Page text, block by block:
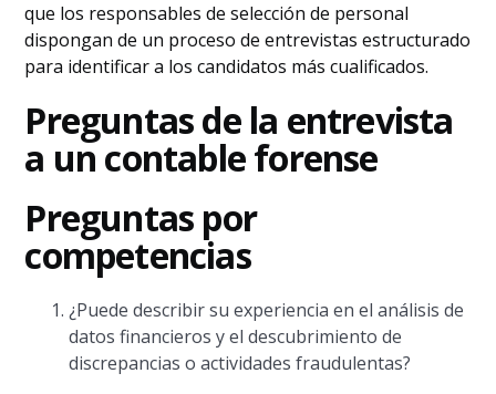
que los responsables de selección de personal
dispongan de un proceso de entrevistas estructurado
para identificar a los candidatos más cualificados.
Preguntas de la entrevista
a un contable forense
Preguntas por
competencias
¿Puede describir su experiencia en el análisis de
datos financieros y el descubrimiento de
discrepancias o actividades fraudulentas?